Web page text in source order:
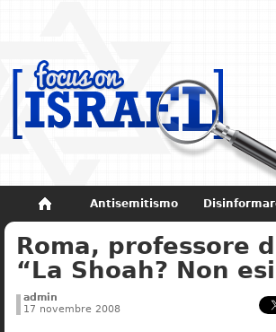
Antisemitismo
Non dimenticare Storia di Israele
Roma, professore
“La Shoah? Non
admin
17 novembre 2008